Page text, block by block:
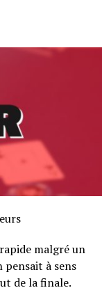
malgré un
pensait à sens
de la finale.